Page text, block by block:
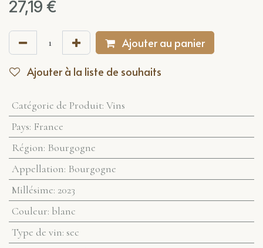
27,19 €
Ajouter au panier
Ajouter à la liste de souhaits
Catégorie de Produit: Vins
Pays: France
Région: Bourgogne
Appellation: Bourgogne
Millésime: 2023
Couleur: blanc
Type de vin: sec